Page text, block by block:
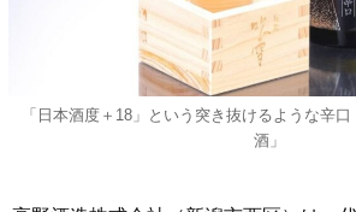
「日本酒度＋18」という突き抜けるような辛
酒」